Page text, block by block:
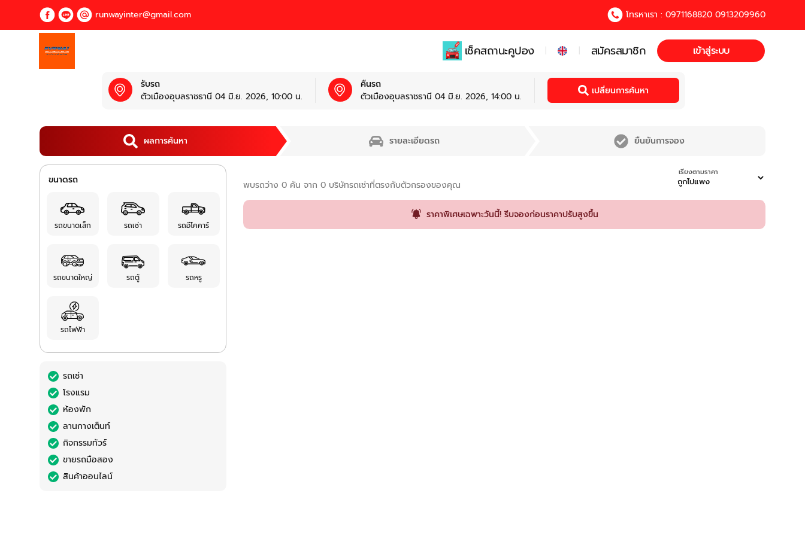
runwayinter@gmail.com โทรหาเรา : 0971168820 0913209960
เช็คสถานะคูปอง | | สมัครสมาชิก เข้าสู่ระบบ
รับรถ
ตัวเมืองอุบลราชธานี 04 มิ.ย. 2026, 10:00 น.
คืนรถ
ตัวเมืองอุบลราชธานี 04 มิ.ย. 2026, 14:00 น.
เปลี่ยนการค้นหา
ผลการค้นหา รายละเอียดรถ ยืนยันการจอง
ขนาดรถ
รถขนาดเล็ก รถเช่า รถอีโคคาร์
รถขนาดใหญ่ รถตู้ รถหรู
รถไฟฟ้า
รถเช่า
โรงแรม
ห้องพัก
ลานกางเต็นท์
กิจกรรมทัวร์
ขายรถมือสอง
สินค้าออนไลน์
พบรถว่าง 0 คัน จาก 0 บริษัทรถเช่าที่ตรงกับตัวกรองของคุณ
เรียงตามราคา
ราคาพิเศษเฉพาะวันนี้! รีบจองก่อนราคาปรับสูงขึ้น